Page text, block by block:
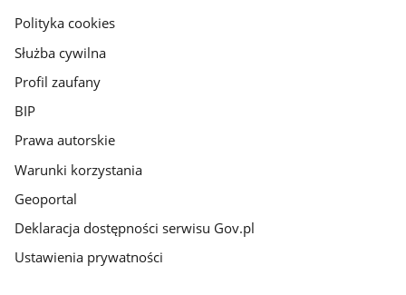
gov.pl
Polityka cookies
Służba cywilna
Profil zaufany
BIP
Prawa autorskie
Warunki korzystania
Geoportal
Deklaracja dostępności serwisu Gov.pl
Ustawienia prywatności